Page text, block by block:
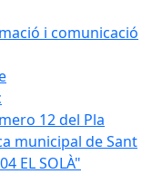
i comunicació
12 del Pla
municipal de Sant
EL SOLÀ"